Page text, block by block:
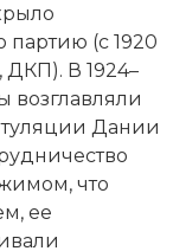
(с 1920
В 1924–
возглавляли
Дании
что
ее